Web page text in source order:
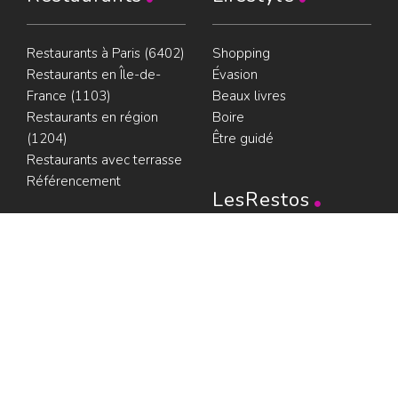
Restaurants à Paris (6402)
Restaurants en Île-de-
France (1103)
Restaurants en région
(1204)
Restaurants avec terrasse
Référencement
Shopping
Évasion
Beaux livres
Boire
Être guidé
LesRestos